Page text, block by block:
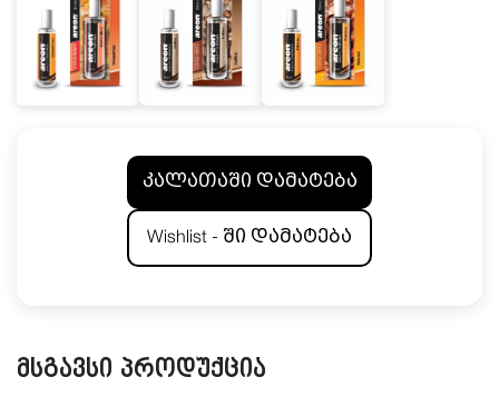
კალათაში დამატება
Wishlist - ში დამატება
მსგავსი პროდუქცია